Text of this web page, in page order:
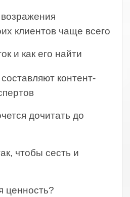
клиентов чаще всего
и как его найти
контент-
дочитать до
чтобы сесть и
ценность?